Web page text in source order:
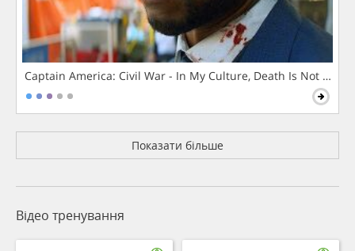
Captain America: Civil War - In My Culture, Death Is Not The
Показати більше
Відео тренування